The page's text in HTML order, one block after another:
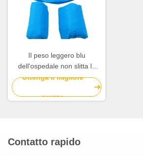
Il peso leggero blu
dell'ospedale non slitta le
scarpe eliminabili copre il
film 20GSM per all'interno
Ottenga il migliore
prezzo
Contatto rapido